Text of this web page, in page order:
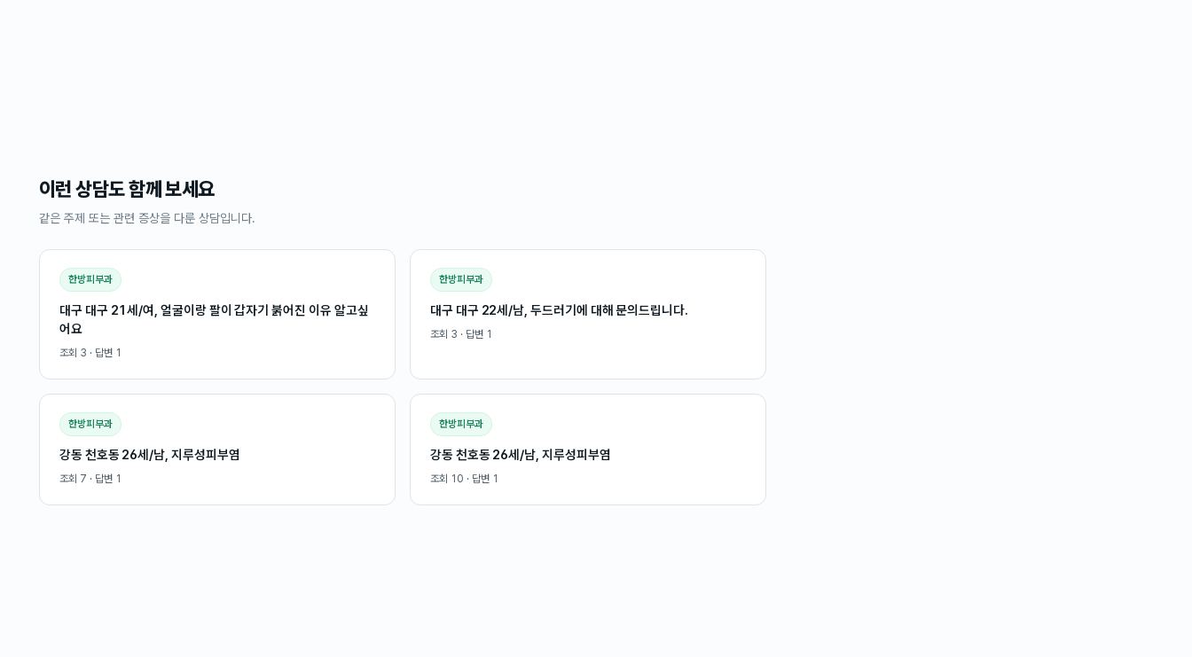
이런 상담도 함께 보세요
같은 주제 또는 관련 증상을 다룬 상담입니다.
한방피부과
대구 대구 21세/여, 얼굴이랑 팔이 갑자기 붉어진 이유 알고싶
어요
조회 3 · 답변 1
한방피부과
대구 대구 22세/남, 두드러기에 대해 문의드립니다.
조회 3 · 답변 1
한방피부과
강동 천호동 26세/남, 지루성피부염
조회 7 · 답변 1
한방피부과
강동 천호동 26세/남, 지루성피부염
조회 10 · 답변 1